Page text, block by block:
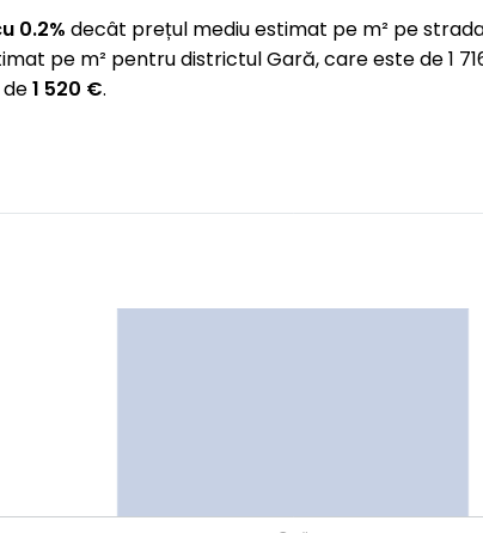
0.2% decât prețul mediu estimat pe m² pe
pe m² pentru districtul Gară, care este de 1
1 520 €.